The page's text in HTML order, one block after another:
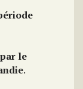
le
.